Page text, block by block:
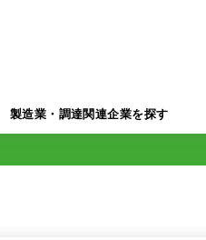
製造業・調達関連企業を探す